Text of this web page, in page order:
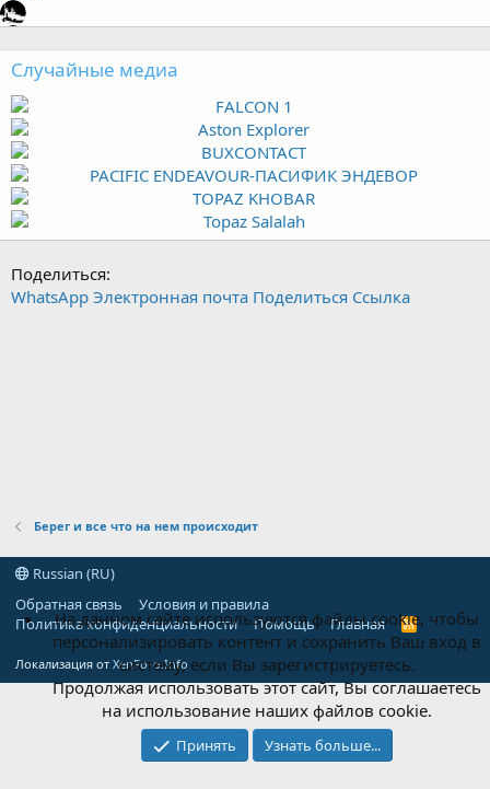
Случайные медиа
Поделиться:
WhatsApp Электронная почта Поделиться Ссылка
Берег и все что на нем происходит
Russian (RU)
Обратная связь
Условия и правила
Политика конфиденциальности
Помощь Главная
R
S
Локализация от XenForo.Info
На данном сайте используются файлы cookie, чтобы
персонализировать контент и сохранить Ваш вход в
систему, если Вы зарегистрируетесь.
Продолжая использовать этот сайт, Вы соглашаетесь
на использование наших файлов cookie.
Принять Узнать больше...